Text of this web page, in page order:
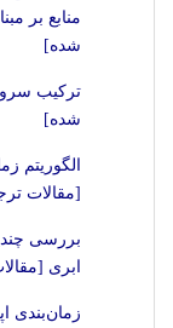
منابع بر
شده]
ترکیب
شده]
[مقالات
بررسی
ابری
زمان‌بندی